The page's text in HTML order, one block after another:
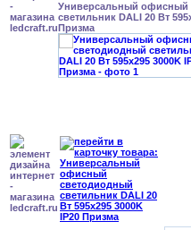
Универсальный офисный
светильник DALI 20 Вт
Призма